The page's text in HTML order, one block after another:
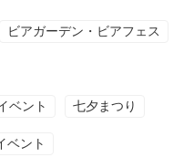
ビアガーデン・ビアフェス
ベント 七夕まつり
ベント